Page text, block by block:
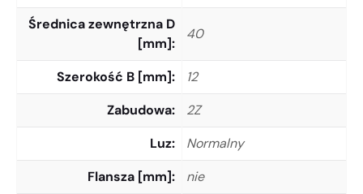
Średnica zewnętrzna D
[mm]
40
Szerokość B [mm]
12
Zabudowa
2Z
Luz
Normalny
Flansza [mm]
nie